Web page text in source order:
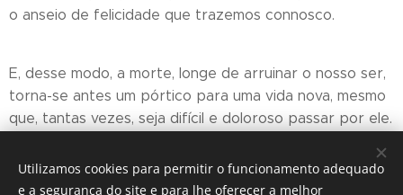
o anseio de felicidade que trazemos connosco.
E, desse modo, a morte, longe de arruinar o nosso ser,
torna-se antes um pórtico para uma vida nova, mesmo
que, tantas vezes, seja difícil e doloroso passar por ele.
Utilizamos cookies para permitir o funcionamento adequado
e a segurança do site e para lhe oferecer a melhor